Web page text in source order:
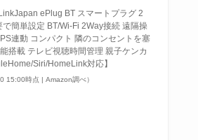
ePlug BT スマートプラグ 2
簡単設定 BT/Wi-Fi 2Way接続 遠隔操
連動 コンパクト 隣のコンセントを塞
搭載 テレビ視聴時間管理 親子ケンカ
Siri/HomeLink対応】
15:00時点 | Amazon調べ）